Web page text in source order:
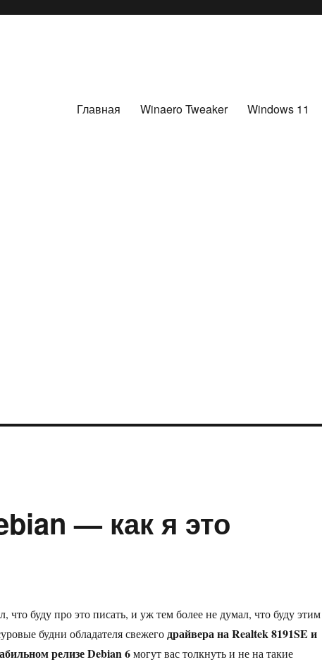
Главная Winaero Tweaker Windows 11
— как я это
что буду про это писать, и уж тем более не думал, что буду этим
будни обладателя свежегодрайвера на Realtek 8191SE и
релизе Debian 6могут вас толкнуть и не на такие